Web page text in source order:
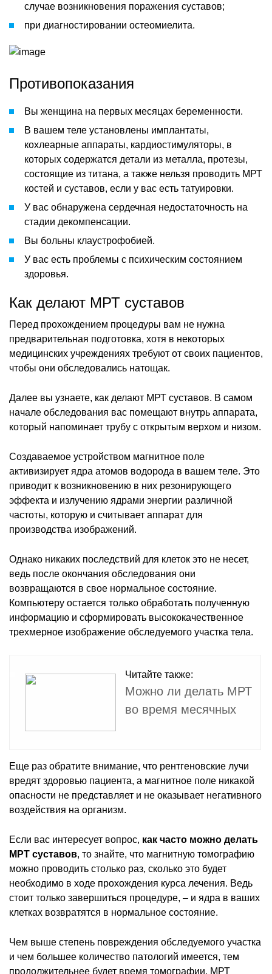
случае возникновения поражения суставов;
при диагностировании остеомиелита.
Противопоказания
Вы женщина на первых месяцах беременности.
В вашем теле установлены имплантаты,
кохлеарные аппараты, кардиостимуляторы, в
которых содержатся детали из металла, протезы,
состоящие из титана, а также нельзя проводить МРТ
костей и суставов, если у вас есть татуировки.
У вас обнаружена сердечная недостаточность на
стадии декомпенсации.
Вы больны клаустрофобией.
У вас есть проблемы с психическим состоянием
здоровья.
Как делают МРТ суставов
Перед прохождением процедуры вам не нужна
предварительная подготовка, хотя в некоторых
медицинских учреждениях требуют от своих пациентов,
чтобы они обследовались натощак.
Далее вы узнаете, как делают МРТ суставов. В самом
начале обследования вас помещают внутрь аппарата,
который напоминает трубу с открытым верхом и низом.
Создаваемое устройством магнитное поле
активизирует ядра атомов водорода в вашем теле. Это
приводит к возникновению в них резонирующего
эффекта и излучению ядрами энергии различной
частоты, которую и считывает аппарат для
производства изображений.
Однако никаких последствий для клеток это не несет,
ведь после окончания обследования они
возвращаются в свое нормальное состояние.
Компьютеру остается только обработать полученную
информацию и сформировать высококачественное
трехмерное изображение обследуемого участка тела.
Читайте также:
Можно ли делать МРТ
во время месячных
Еще раз обратите внимание, что рентгеновские лучи
вредят здоровью пациента, а магнитное поле никакой
опасности не представляет и не оказывает негативного
воздействия на организм.
Если вас интересует вопрос, как часто можно делать
МРТ суставов, то знайте, что магнитную томографию
можно проводить столько раз, сколько это будет
необходимо в ходе прохождения курса лечения. Ведь
стоит только завершиться процедуре, – и ядра в ваших
клетках возвратятся в нормальное состояние.
Чем выше степень повреждения обследуемого участка
и чем большее количество патологий имеется, тем
продолжительнее будет время томографии. МРТ